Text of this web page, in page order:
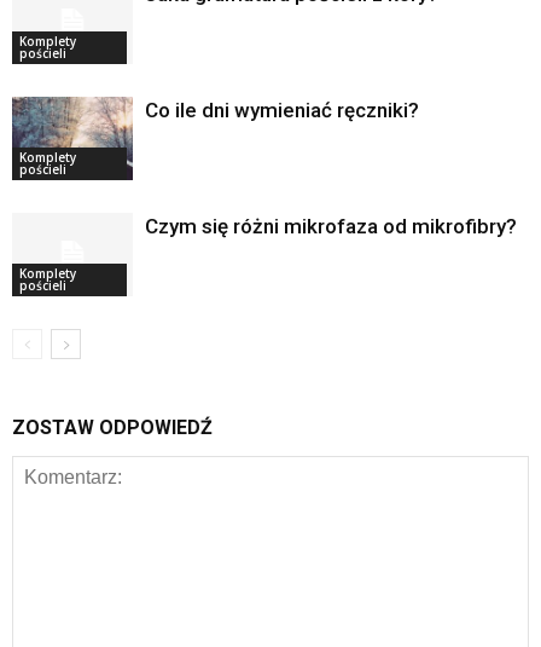
Komplety
pościeli
Komplety
pościeli
Co ile dni wymieniać ręczniki?
Komplety
pościeli
Czym się różni mikrofaza od mikrofibry?
ZOSTAW ODPOWIEDŹ